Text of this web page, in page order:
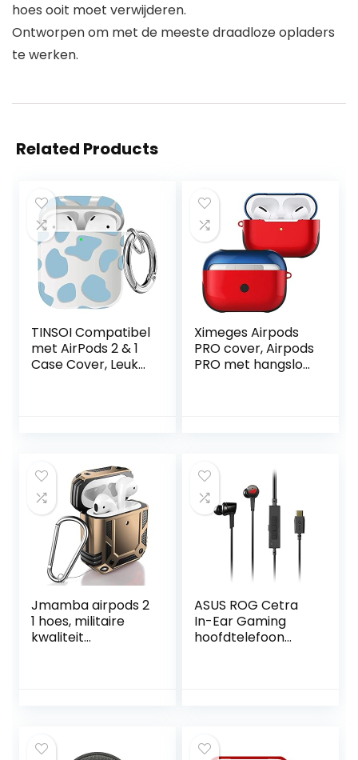
hoes ooit moet verwijderen.
Ontworpen om met de meeste draadloze opladers
te werken.
Related Products
TINSOI Compatibel
met AirPods 2 & 1
Case Cover, Leuke
Meisjes met
Sleutelhanger
Ximeges Airpods
PRO cover, Airpods
PRO met hangslot,
Jmamba airpods 2
1 hoes, militaire
kwaliteit
draadloos opladen
ASUS ROG Cetra
In-Ear Gaming
hoofdtelefoon